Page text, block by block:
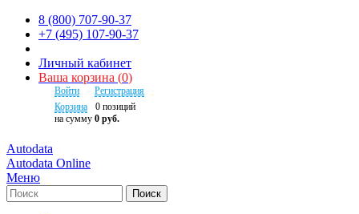
8 (800) 707-90-37
+7 (495) 107-90-37
Личный кабинет
Ваша корзина (0)
Войти
Регистрация
Корзина
0 позиций
на сумму 0 руб.
Autodata
Autodata Online
Меню
Поиск